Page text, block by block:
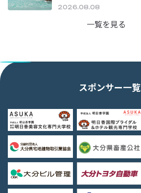
2026.08.08
一覧を見る
スポンサー一覧